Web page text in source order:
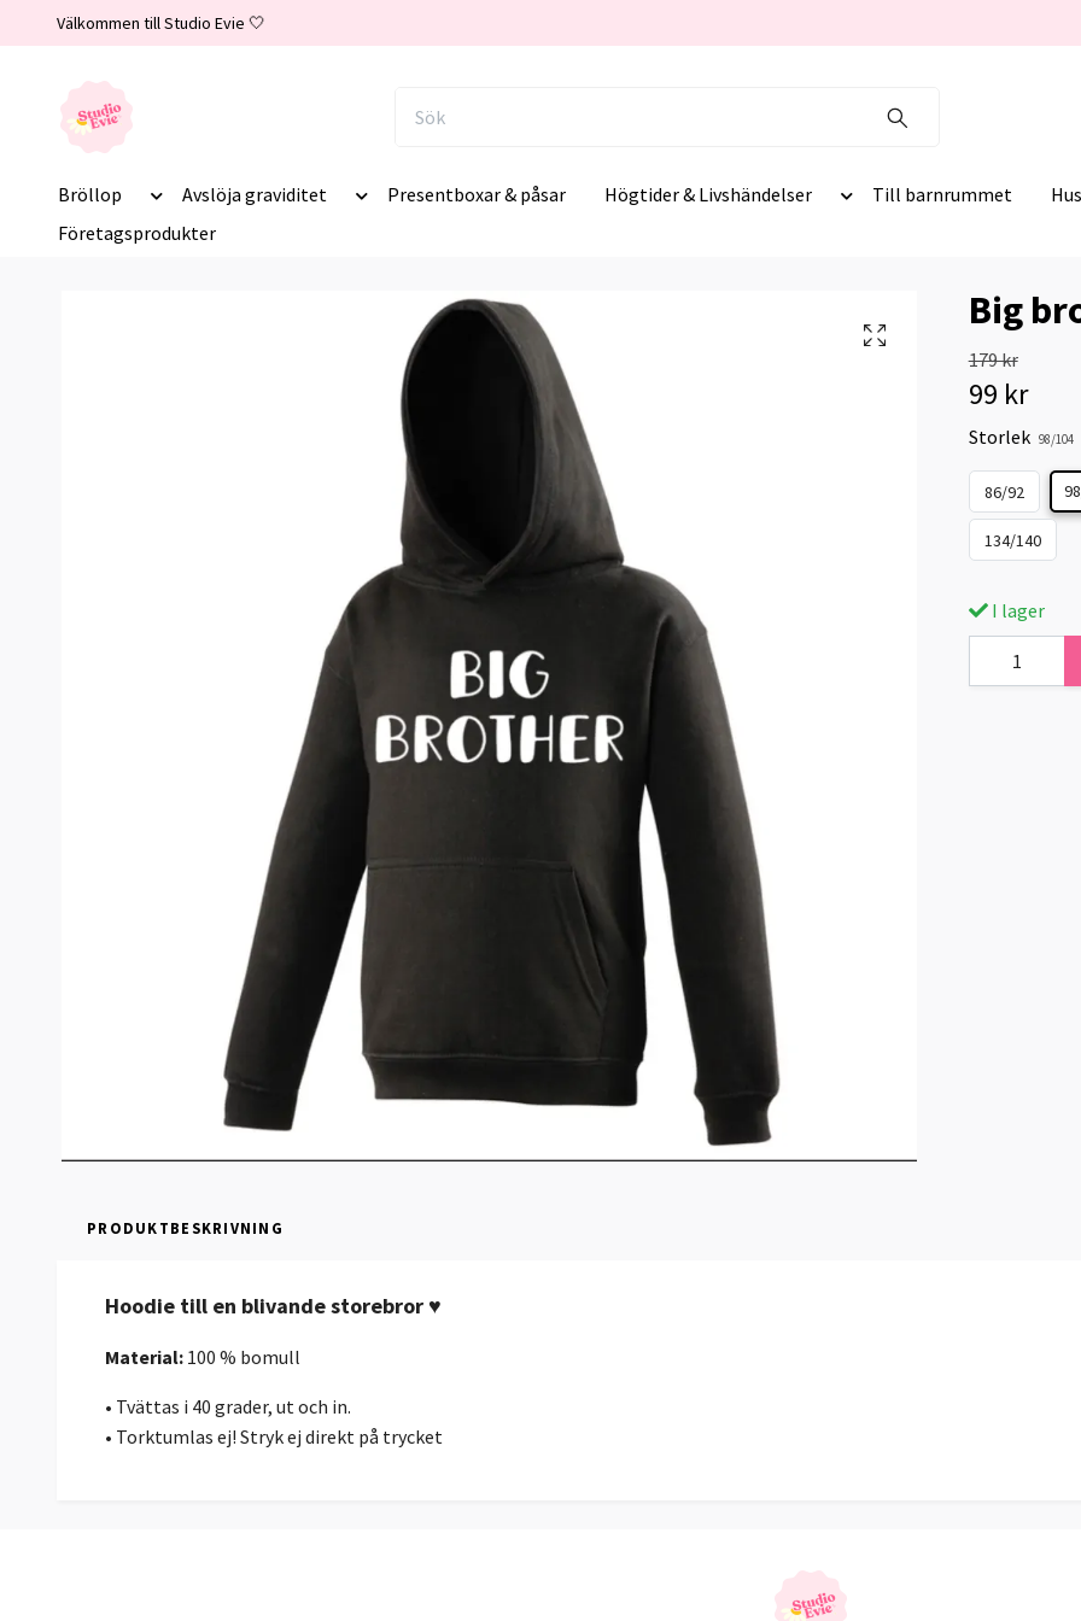
Välkommen till Studio Evie 🤍
Bröllop Avslöja graviditet Presentboxar & påsar Högtider & Livshändelser Till barnrummet
Företagsprodukter
Big
179 kr
99 kr
Storlek 98/104
86/92
134/140
I lager
PRODUKTBESKRIVNING
Hoodie till en blivande storebror ♥
Material: 100 % bomull
• Tvättas i 40 grader, ut och in.
• Torktumlas ej! Stryk ej direkt på trycket